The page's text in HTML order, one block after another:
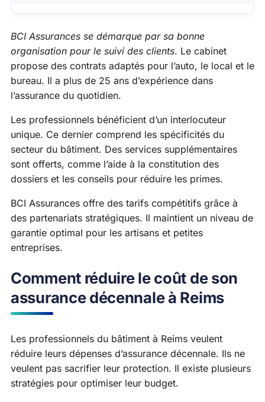
BCI Assurances se démarque par sa bonne
organisation pour le suivi des clients. Le cabinet
propose des contrats adaptés pour l’auto, le local et le
bureau. Il a plus de 25 ans d’expérience dans
l’assurance du quotidien.
Les professionnels bénéficient d’un interlocuteur
unique. Ce dernier comprend les spécificités du
secteur du bâtiment. Des services supplémentaires
sont offerts, comme l’aide à la constitution des
dossiers et les conseils pour réduire les primes.
BCI Assurances offre des tarifs compétitifs grâce à
des partenariats stratégiques. Il maintient un niveau de
garantie optimal pour les artisans et petites
entreprises.
Comment réduire le coût de son
assurance décennale à Reims
Les professionnels du bâtiment à Reims veulent
réduire leurs dépenses d’assurance décennale. Ils ne
veulent pas sacrifier leur protection. Il existe plusieurs
stratégies pour optimiser leur budget.